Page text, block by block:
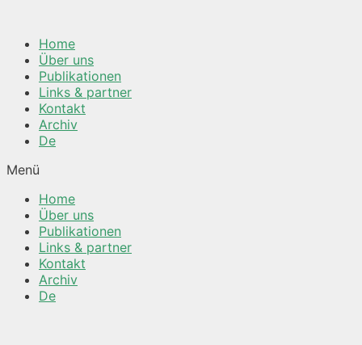
Inhalt Home
Über uns
Publikationen
Links & partner
Kontakt
Archiv
De
Menü
Home
Über uns
Publikationen
Links & partner
Kontakt
Archiv
De